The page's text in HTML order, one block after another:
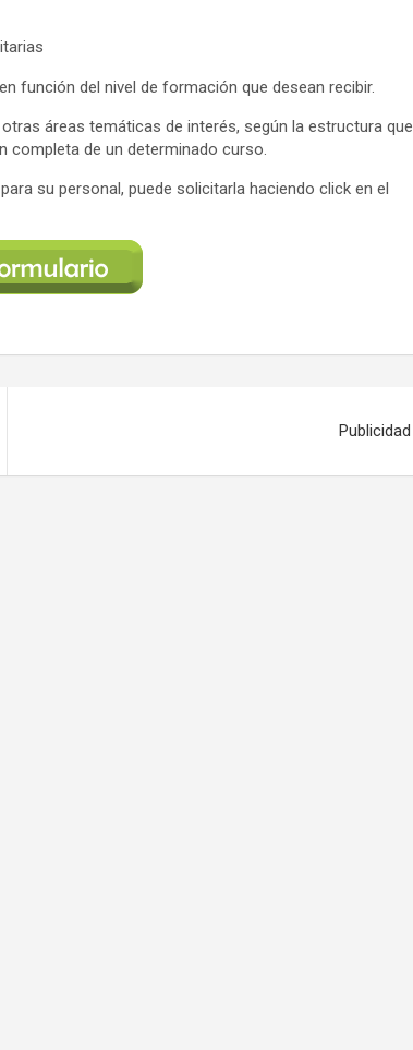
función del nivel de formación que desean recibir.
áreas temáticas de interés, según la estructura que
completa de un determinado curso.
su personal, puede solicitarla haciendo click en el
Publicidad